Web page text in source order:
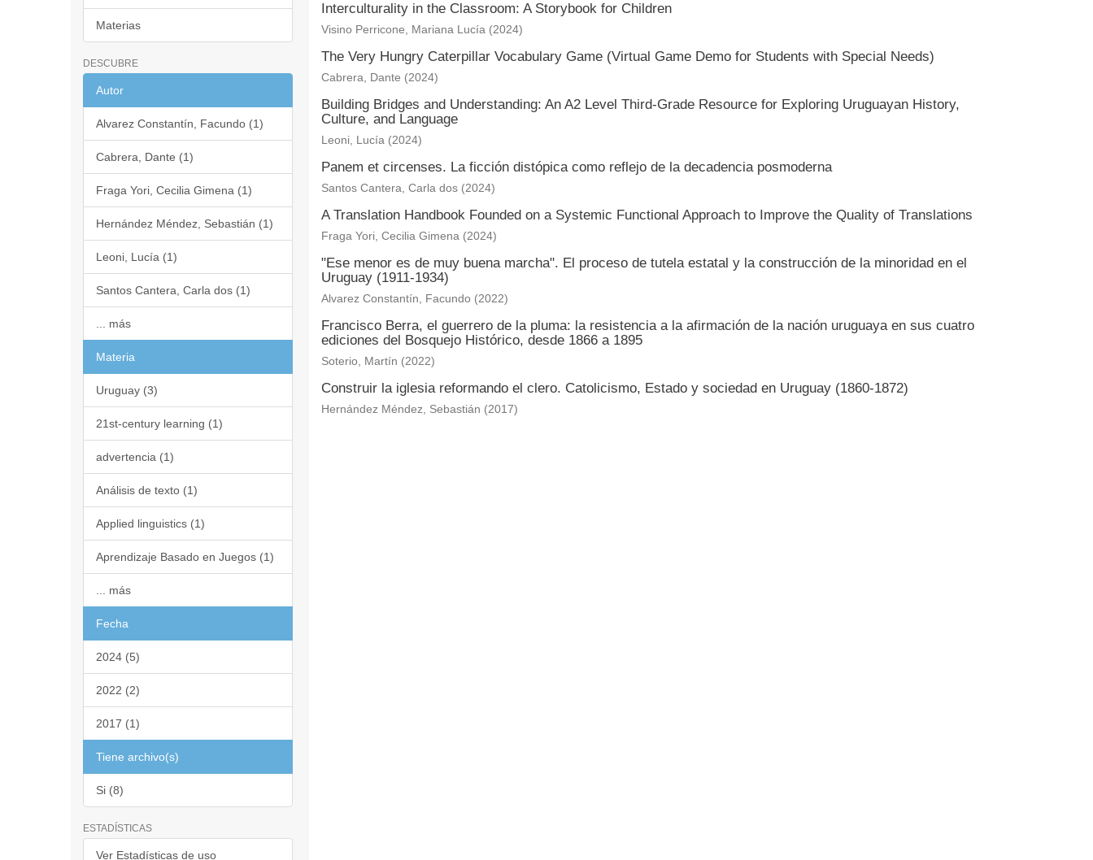
Materias
DESCUBRE
Autor
Alvarez Constantín, Facundo (1)
Cabrera, Dante (1)
Fraga Yori, Cecilia Gimena (1)
Hernández Méndez, Sebastián (1)
Leoni, Lucía (1)
Santos Cantera, Carla dos (1)
... más
Materia
Uruguay (3)
21st-century learning (1)
advertencia (1)
Análisis de texto (1)
Applied linguistics (1)
Aprendizaje Basado en Juegos (1)
... más
Fecha
2024 (5)
2022 (2)
2017 (1)
Tiene archivo(s)
Si (8)
ESTADÍSTICAS
Ver Estadísticas de uso
Interculturality in the Classroom: A Storybook for Children
Visino Perricone, Mariana Lucía (2024)
The Very Hungry Caterpillar Vocabulary Game (Virtual Game Demo for Students with Special Needs)
Cabrera, Dante (2024)
Building Bridges and Understanding: An A2 Level Third-Grade Resource for Exploring Uruguayan History,
Culture, and Language
Leoni, Lucía (2024)
Panem et circenses. La ficción distópica como reflejo de la decadencia posmoderna
Santos Cantera, Carla dos (2024)
A Translation Handbook Founded on a Systemic Functional Approach to Improve the Quality of Translations
Fraga Yori, Cecilia Gimena (2024)
"Ese menor es de muy buena marcha". El proceso de tutela estatal y la construcción de la minoridad en el
Uruguay (1911-1934)
Alvarez Constantín, Facundo (2022)
Francisco Berra, el guerrero de la pluma: la resistencia a la afirmación de la nación uruguaya en sus cuatro
ediciones del Bosquejo Histórico, desde 1866 a 1895
Soterio, Martín (2022)
Construir la iglesia reformando el clero. Catolicismo, Estado y sociedad en Uruguay (1860-1872)
Hernández Méndez, Sebastián (2017)